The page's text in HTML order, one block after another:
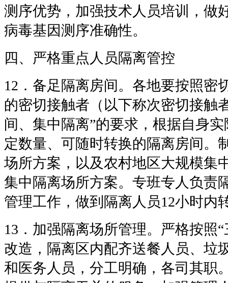
测序优势，加强技术人员培训，做
病毒基因测序准确性。
四、严格重点人员隔离管控
12．备足隔离房间。各地要按照密
的密切接触者（以下称次密切接触
间、集中隔离”的要求，根据自身
定数量、可随时转换的隔离房间。
场所方案，以及农村地区大规模集
集中隔离场所方案。专班专人负责
管理工作，做到隔离人员12小时内
13．加强隔离场所管理。严格按照
改造，隔离区内配齐送餐人员、垃
和医务人员，分工明确，各司其职